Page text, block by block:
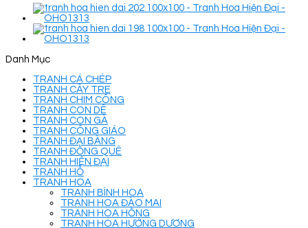
Danh Mục
TRANH CÁ CHÉP
TRANH CÂY TRE
TRANH CHIM CÔNG
TRANH CON DÊ
TRANH CON GÀ
TRANH CÔNG GIÁO
TRANH ĐẠI BÀNG
TRANH ĐỒNG QUÊ
TRANH HIỆN ĐẠI
TRANH HỔ
TRANH HOA
TRANH BÌNH HOA
TRANH HOA ĐÀO MAI
TRANH HOA HỒNG
TRANH HOA HƯỚNG DƯƠNG